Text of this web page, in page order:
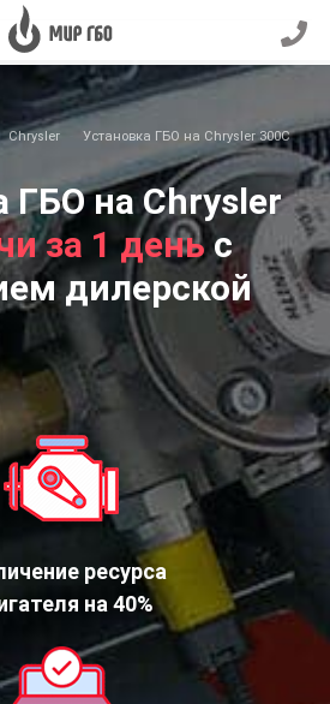
Chrysler Установка ГБО на Chrysler 300C
ГБО на Chrysler
за 1 деньс
дилерской
ресурса
на 40%